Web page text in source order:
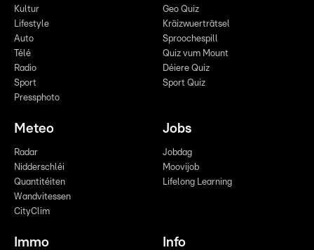
Kultur
Lifestyle
Auto
Télé
Radio
Sport
Pressphoto
Geo Quiz
Kräizwuerträtsel
Sproochespill
Quiz vum Mount
Déiere Quiz
Sport Quiz
Meteo
Radar
Nidderschléi
Quantitéiten
Wandvitessen
CityClim
Jobs
Jobdag
Moovijob
Lifelong Learning
Immo Info